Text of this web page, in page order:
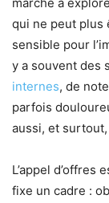
qui ne peut plus
sensible pour
y a souvent des
internes, de
parfois
aussi, et
L’appel
fixe un cadre :